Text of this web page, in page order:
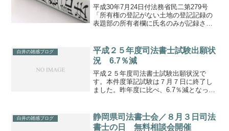
の保存の登記の可否」の解説
平成30年7月24日付法務省民二第279号
「所有権の登記がない土地の登記記録の
表題部の所有者欄に氏名のみが記録され
います。通達の内容はこちら本件は便宜
的な取扱いである...
白井の雑感ブログ
平成２５年度司法書士試験出願状
況 6.7％減
平成２５年度司法書士試験出願状況で
す。本件度筆記試験は７月７日に終了し
ました。昨年度に比べ、6.7％減となって
白井の雑感ブログ
静岡県司法書士会／８月３日司法
書士の日 無料相談会開催